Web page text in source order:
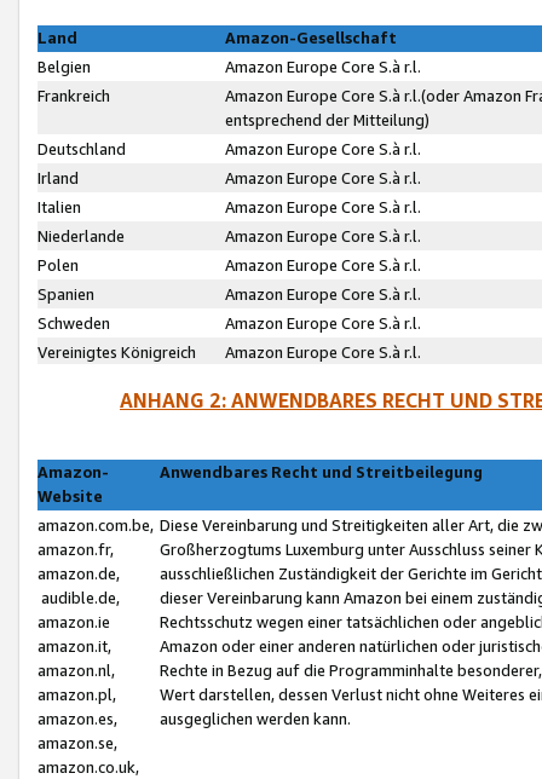
Land
Amazon-Gesellschaft
Belgien
Amazon Europe Core S.à r.l.
Frankreich
Amazon Europe Core S.à r.l.(oder Amazon
entsprechend der Mitteilung)
Deutschland
Amazon Europe Core S.à r.l.
Irland
Amazon Europe Core S.à r.l.
Italien
Amazon Europe Core S.à r.l.
Niederlande
Amazon Europe Core S.à r.l.
Polen
Amazon Europe Core S.à r.l.
Spanien
Amazon Europe Core S.à r.l.
Schweden
Amazon Europe Core S.à r.l.
Vereinigtes Königreich
Amazon Europe Core S.à r.l.
ANHANG 2: ANWENDBARES RECHT UND
Amazon-
Website
Anwendbares Recht und Streitbeilegung
amazon.com.be,
amazon.fr,
amazon.de,
audible.de,
amazon.ie
amazon.it,
amazon.nl,
amazon.pl,
amazon.es,
amazon.se,
amazon.co.uk,
Diese Vereinbarung und Streitigkeiten aller Art, die
Großherzogtums Luxemburg unter Ausschluss
ausschließlichen Zuständigkeit der Gerichte im
dieser Vereinbarung kann Amazon bei einem
Rechtsschutz wegen einer tatsächlichen oder
Amazon oder einer anderen natürlichen oder
Rechte in Bezug auf die Programminhalte
Wert darstellen, dessen Verlust nicht ohne Weiteres
ausgeglichen werden kann.